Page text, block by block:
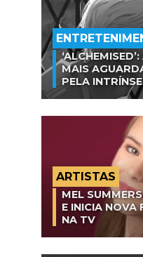
MAIS
PELA
ARTISTAS
MEL
E INICIA NOVA
NA TV